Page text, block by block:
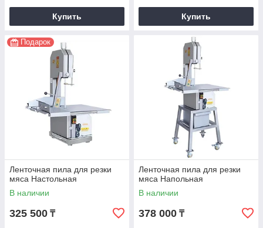
Купить Купить
Подарок
Ленточная пила для резки
мяса Настольная
В наличии
325 500 ₸
Ленточная пила для резки
мяса Напольная
В наличии
378 000 ₸